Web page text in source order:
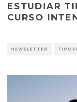
ESTUDIAR
CURSO
NEWSLETTER